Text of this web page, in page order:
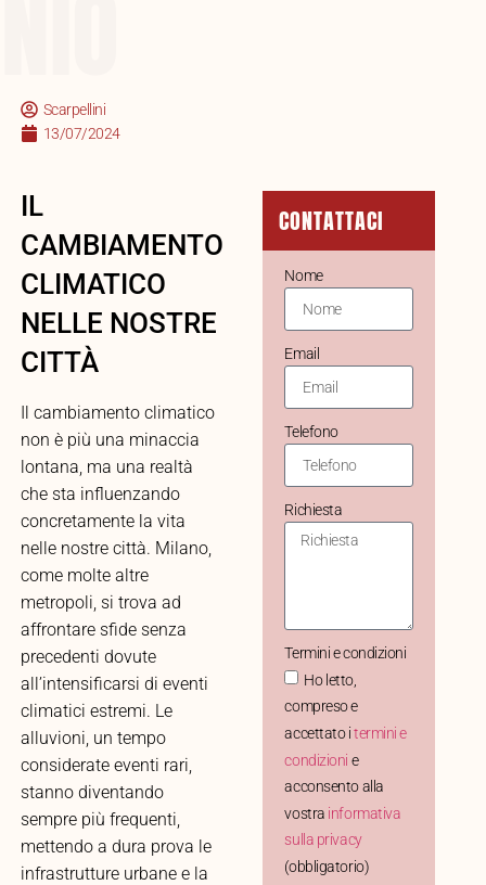
Scarpellini
13/07/2024
IL
CAMBIAMENTO
CLIMATICO
NELLE NOSTRE
CITTÀ
Il cambiamento climatico
non è più una minaccia
lontana, ma una realtà
che sta influenzando
concretamente la vita
nelle nostre città. Milano,
come molte altre
metropoli, si trova ad
affrontare sfide senza
precedenti dovute
all’intensificarsi di eventi
climatici estremi. Le
alluvioni, un tempo
considerate eventi rari,
stanno diventando
sempre più frequenti,
mettendo a dura prova le
infrastrutture urbane e la
CONTATTACI
Nome
Email
Telefono
Richiesta
Termini e condizioni
Ho letto,
compreso e
accettato itermini e
condizioni e
acconsento alla
vostra informativa
sulla privacy
(obbligatorio)